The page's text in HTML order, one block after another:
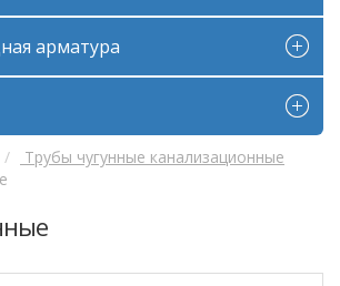
арматура
Трубы чугунные канализационные